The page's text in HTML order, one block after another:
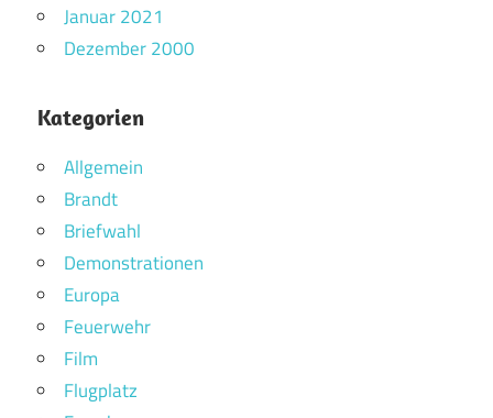
Januar 2021
Dezember 2000
Kategorien
Allgemein
Brandt
Briefwahl
Demonstrationen
Europa
Feuerwehr
Film
Flugplatz